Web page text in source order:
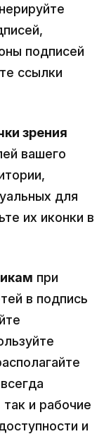
подписей
ссылки
зрения
вашего
для
их иконки в
при
в подпись
и рабочие
и